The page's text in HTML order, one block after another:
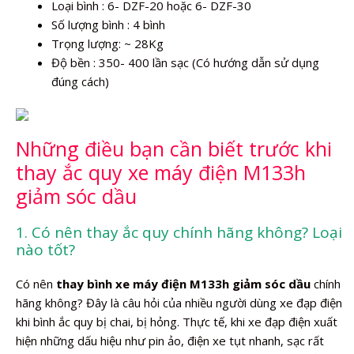
Loại bình : 6- DZF-20 hoặc 6- DZF-30
Số lượng bình : 4 bình
Trọng lượng: ~ 28Kg
Độ bền : 350- 400 lần sạc (Có hướng dẫn sử dụng
đúng cách)
Những điều bạn cần biết trước khi
thay ắc quy xe máy điện M133h
giảm sóc dầu
1. Có nên thay ắc quy chính hãng không? Loại
nào tốt?
Có nên thay bình xe máy điện M133h giảm sóc dầu chính
hãng không? Đây là câu hỏi của nhiều người dùng xe đạp điện
khi bình ắc quy bị chai, bị hỏng. Thực tế, khi xe đạp điện xuất
hiện những dấu hiệu như pin ảo, điện xe tụt nhanh, sạc rất